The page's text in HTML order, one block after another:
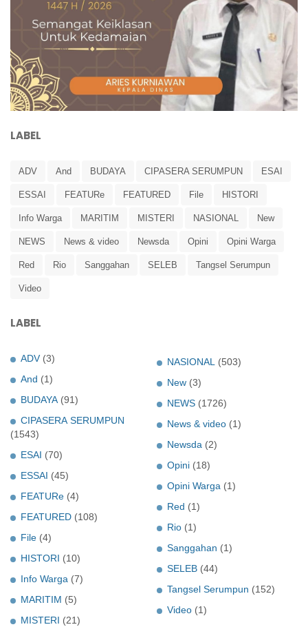
LABEL
ADV And BUDAYA CIPASERA SERUMPUN ESAI
ESSAI FEATURe FEATURED File HISTORI
Info Warga MARITIM MISTERI NASIONAL New
NEWS News & video Newsda Opini Opini Warga
Red Rio Sanggahan SELEB Tangsel Serumpun
Video
LABEL
ADV (3)
And (1)
BUDAYA (91)
CIPASERA SERUMPUN
(1543)
ESAI (70)
ESSAI (45)
FEATURe (4)
FEATURED (108)
File (4)
HISTORI (10)
Info Warga (7)
MARITIM (5)
MISTERI (21)
NASIONAL (503)
New (3)
NEWS (1726)
News & video (1)
Newsda (2)
Opini (18)
Opini Warga (1)
Red (1)
Rio (1)
Sanggahan (1)
SELEB (44)
Tangsel Serumpun (152)
Video (1)